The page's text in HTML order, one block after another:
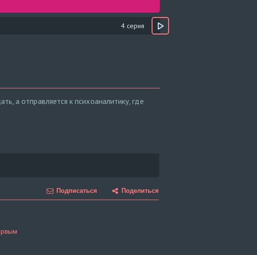
4 серия
а отправляется к психоаналитику, где
Подписаться Поделиться